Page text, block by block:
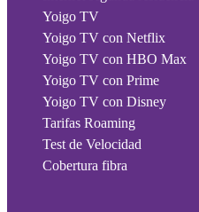
Yoigo TV
Yoigo TV con Netflix
Yoigo TV con HBO Max
Yoigo TV con Prime
Yoigo TV con Disney
Tarifas Roaming
Test de Velocidad
Cobertura fibra